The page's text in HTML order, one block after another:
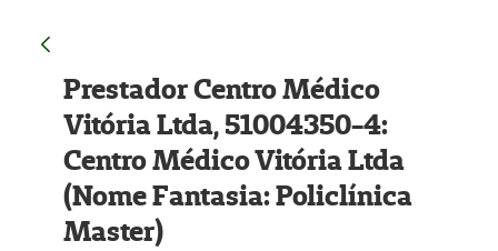
Prestador Centro Médico
Vitória Ltda, 51004350-4:
Centro Médico Vitória Ltda
(Nome Fantasia: Policlínica
Master)